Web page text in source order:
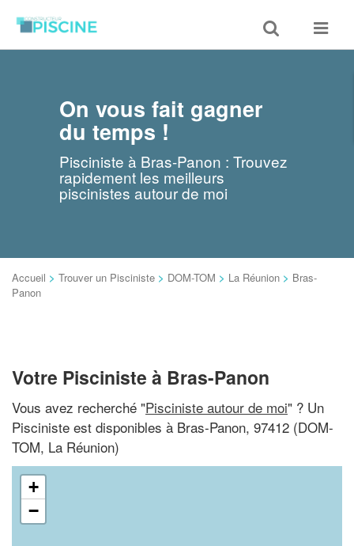
Toggle
search
Toggle
On vous fait gagner
du temps !
Pisciniste à Bras-Panon : Trouvez
rapidement les meilleurs
piscinistes autour de moi
Accueil > Trouver un Pisciniste > DOM-TOM > La Réunion > Bras-
Panon
Votre Pisciniste à Bras-Panon
Vous avez recherché "Pisciniste autour de moi" ? Un
Pisciniste est disponibles à Bras-Panon, 97412 (DOM-
TOM, La Réunion)
+
−